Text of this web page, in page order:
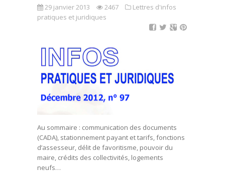
29 janvier 2013 2467
Lettres d'infos
pratiques et juridiques
Au sommaire : communication des documents
(CADA), stationnement payant et tarifs, fonctions
d’assesseur, délit de favoritisme, pouvoir du
maire, crédits des collectivités, logements
neufs…